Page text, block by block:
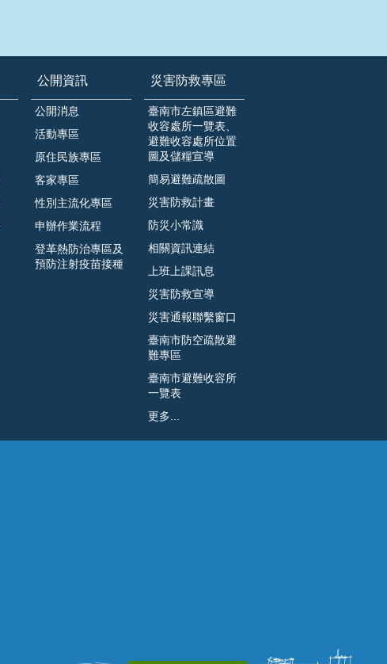
公開資訊
公開消息
活動專區
原住民族專區
客家專區
性別主流化專區
申辦作業流程
登革熱防治專區及
預防注射疫苗接種
災害防救專區
臺南市左鎮區避難
收容處所一覽表、
避難收容處所位置
圖及儲糧宣導
簡易避難疏散圖
災害防救計畫
防災小常識
相關資訊連結
上班上課訊息
災害防救宣導
災害通報聯繫窗口
臺南市防空疏散避
難專區
臺南市避難收容所
一覽表
更多...